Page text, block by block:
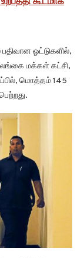
ஓட்டுகளில்,
மக்கள் கட்சி,
மொத்தம் 145